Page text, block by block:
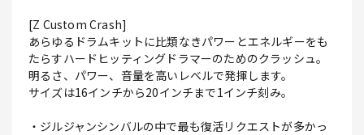
[Z Custom Crash]
あらゆるドラムキットに比類なきパワーとエネルギーをも
たらすハードヒッティングドラマーのためのクラッシュ。
明るさ、パワー、音量を高いレベルで発揮します。
サイズは16インチから20インチまで1インチ刻み。
・ジルジャンシンバルの中で最も復活リクエストが多かっ